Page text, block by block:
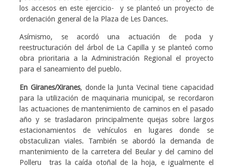
los accesos en este ejercicio- y se planteó un proyecto de
ordenación general de la Plaza de Les Dances.
Asímismo, se acordó una actuación de poda y
reestructuración del árbol de La Capilla y se planteó como
obra prioritaria a la Administración Regional el proyecto
para el saneamiento del pueblo.
En Giranes/Xiranes, donde la Junta Vecinal tiene capacidad
para la utilización de maquinaria municipal, se recordaron
las actuaciones de mantenimiento de caminos en el pasado
año y se trasladaron principalmente quejas sobre largos
estacionamientos de vehículos en lugares donde se
obstaculizan viales. También se abordó la demanda de
mantenimiento de la carretera del Beular y del camino del
Polleru tras la caída otoñal de la hoja, e igualmente el